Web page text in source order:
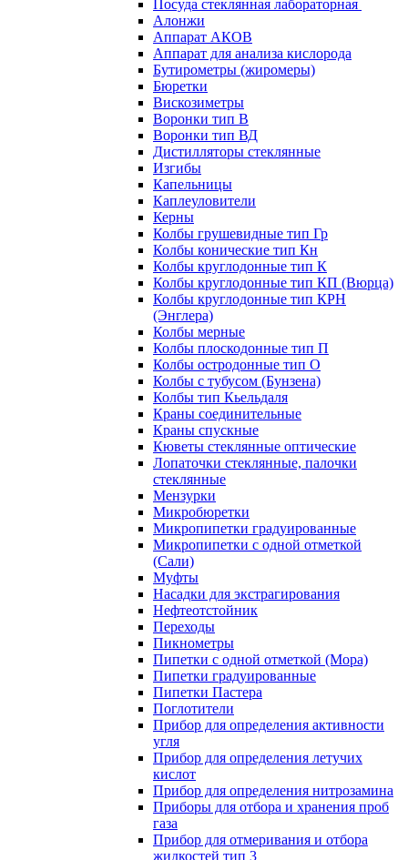
Посуда стеклянная лабораторная
Алонжи
Аппарат АКОВ
Аппарат для анализа кислорода
Бутирометры (жиромеры)
Бюретки
Вискозиметры
Воронки тип В
Воронки тип ВД
Дистилляторы стеклянные
Изгибы
Капельницы
Каплеуловители
Керны
Колбы грушевидные тип Гр
Колбы конические тип Кн
Колбы круглодонные тип К
Колбы круглодонные тип КП (Вюрца)
Колбы круглодонные тип КРН
(Энглера)
Колбы мерные
Колбы плоскодонные тип П
Колбы остродонные тип О
Колбы с тубусом (Бунзена)
Колбы тип Кьельдаля
Краны соединительные
Краны спускные
Кюветы стеклянные оптические
Лопаточки стеклянные, палочки
стеклянные
Мензурки
Микробюретки
Микропипетки градуированные
Микропипетки с одной отметкой
(Сали)
Муфты
Насадки для экстрагирования
Нефтеотстойник
Переходы
Пикнометры
Пипетки с одной отметкой (Мора)
Пипетки градуированные
Пипетки Пастера
Поглотители
Прибор для определения активности
угля
Прибор для определения летучих
кислот
Прибор для определения нитрозамина
Приборы для отбора и хранения проб
газа
Прибор для отмеривания и отбора
жидкостей тип 3